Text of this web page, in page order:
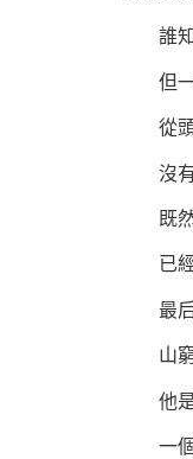
誰知
但一
從頭
沒有
既然
已經
最后
山窮
他是
一個